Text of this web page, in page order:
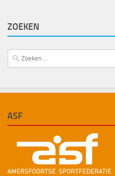
ZOEKEN
Zoeken
naar:
ASF